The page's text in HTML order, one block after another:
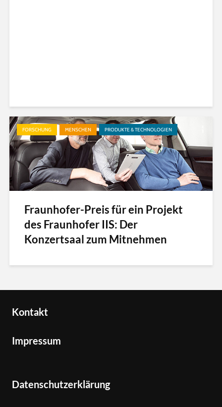
FORSCHUNG MENSCHEN PRODUKTE & TECHNOLOGIEN
Fraunhofer-Preis für ein Projekt
des Fraunhofer IIS: Der
Konzertsaal zum Mitnehmen
Kontakt
Impressum
Datenschutzerklärung